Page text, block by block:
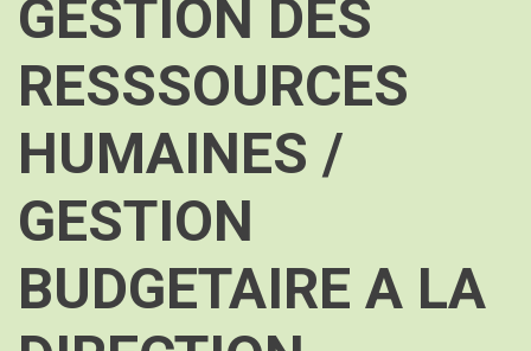
GESTION DES
RESSSOURCES
HUMAINES /
GESTION
BUDGETAIRE A LA